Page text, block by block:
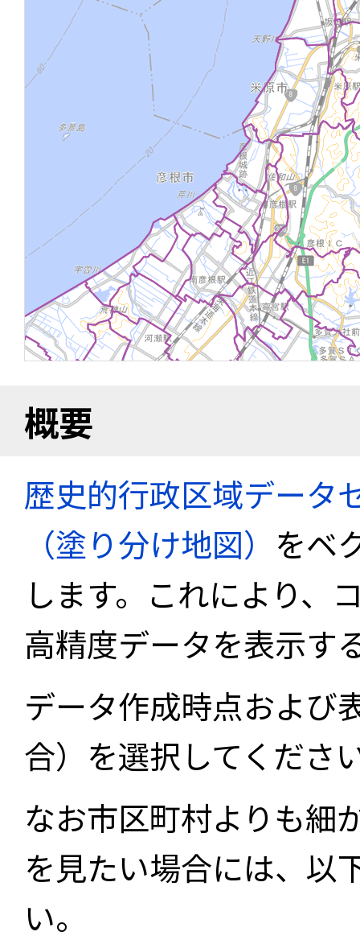
概要
歴史的行政区域データ
（塗り分け地図） をベ
します。これにより、
高精度データを表示す
データ作成時点および
合）を選択してくださ
なお市区町村よりも細
を見たい場合には、以
い。